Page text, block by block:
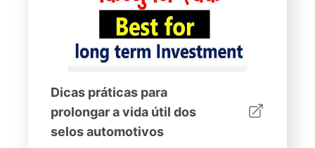
Dicas práticas para
prolongar a vida útil dos
selos automotivos